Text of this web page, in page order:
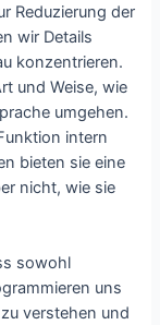
Reduzierung der
wir Details
konzentrieren.
und Weise, wie
umgehen.
intern
bieten sie eine
nicht, wie sie
sowohl
uns
verstehen und